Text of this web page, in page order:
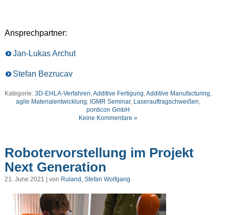
Ansprechpartner:
Jan-Lukas Archut
Stefan Bezrucav
Kategorie:3D-EHLA-Verfahren,Additive Fertigung,Additive Manufacturing,
agile Materialentwicklung, IGMR Seminar, Laserauftragschweißen,
ponticon GmbH
Keine Kommentare »
Robotervorstellung im Projekt
Next Generation
21. June 2021 | von Ruland, Stefan Wolfgang